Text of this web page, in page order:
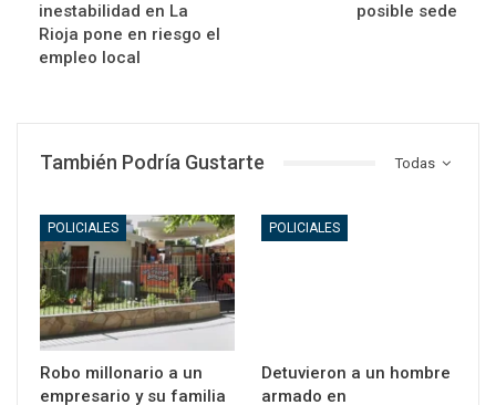
inestabilidad en La
Rioja pone en riesgo el
empleo local
posible sede
Todas
También Podría Gustarte
POLICIALES
Robo millonario a un
empresario y su familia
POLICIALES
Detuvieron a un hombre
armado en